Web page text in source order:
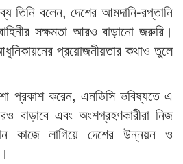
তিনি বলেন, দেশের আমদানি-রপ্তানি
সক্ষমতা আরও বাড়ানো জরুরি।
প্রয়োজনীয়তার কথাও তুলে
প্রকাশ করেন, এনডিসি ভবিষ্যতে এ
বাড়াবে এবং অংশগ্রহণকারীরা নিজ
কাজে লাগিয়ে দেশের উন্নয়ন ও